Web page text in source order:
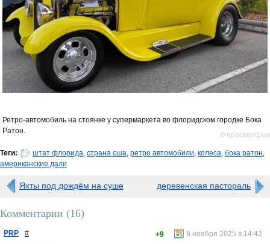
Ретро-автомобиль на стоянке у супермаркета во флоридском городке Бока
Ратон.
0 просмотров
Теги: штат флорида, страна сша, ретро автомобили, колеса, бока ратон,
американские дали
Яхты под дождём на суше деревенская пастораль
Комментарии (16)
PRP # 8 ноября 2025 в 14:42
+9